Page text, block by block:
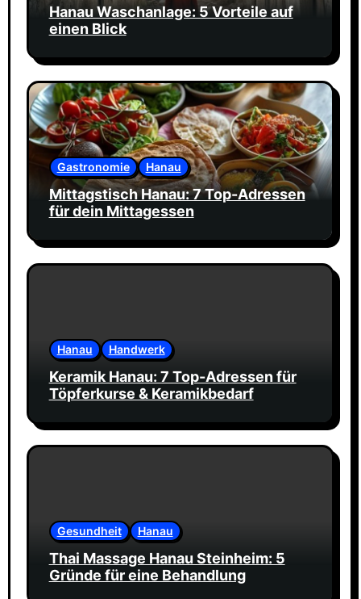
Hanau Waschanlage: 5 Vorteile auf
einen Blick
Gastronomie Hanau
Mittagstisch Hanau: 7 Top-Adressen
für dein Mittagessen
Hanau Handwerk
Keramik Hanau: 7 Top-Adressen für
Töpferkurse & Keramikbedarf
Gesundheit Hanau
Thai Massage Hanau Steinheim: 5
Gründe für eine Behandlung